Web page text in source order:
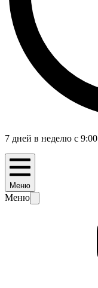
7 дней в неделю с
Меню
Меню